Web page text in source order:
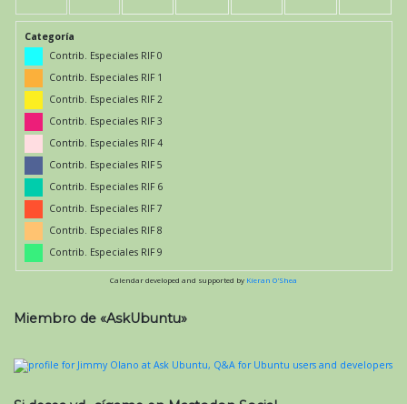
Categoría
Contrib. Especiales RIF 0
Contrib. Especiales RIF 1
Contrib. Especiales RIF 2
Contrib. Especiales RIF 3
Contrib. Especiales RIF 4
Contrib. Especiales RIF 5
Contrib. Especiales RIF 6
Contrib. Especiales RIF 7
Contrib. Especiales RIF 8
Contrib. Especiales RIF 9
Calendar developed and supported by Kieran O'Shea
Miembro de «AskUbuntu»